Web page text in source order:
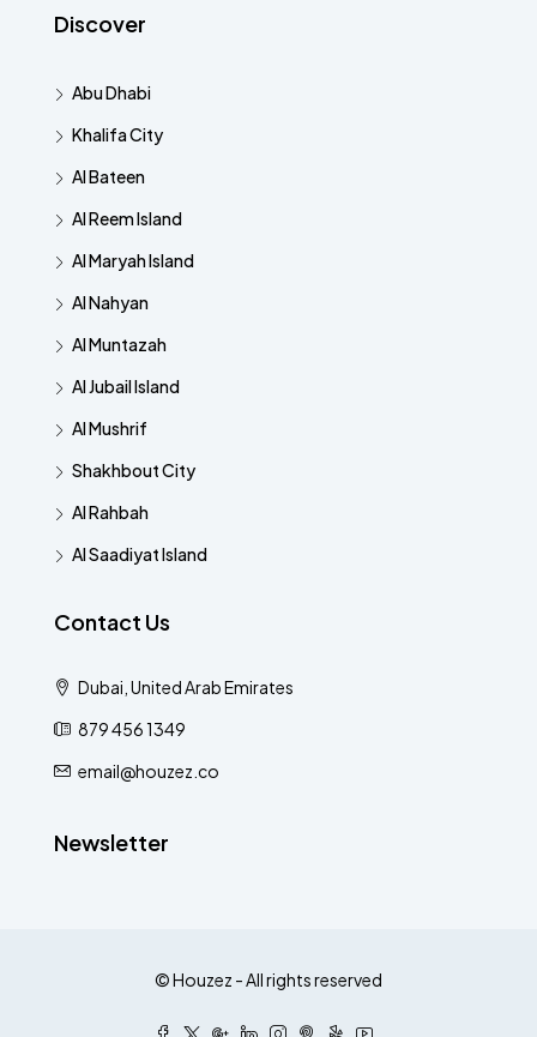
Discover
Abu Dhabi
Khalifa City
Al Bateen
Al Reem Island
Al Maryah Island
Al Nahyan
Al Muntazah
Al Jubail Island
Al Mushrif
Shakhbout City
Al Rahbah
Al Saadiyat Island
Contact Us
Dubai, United Arab Emirates
879 456 1349
email@houzez.co
Newsletter
© Houzez - All rights reserved